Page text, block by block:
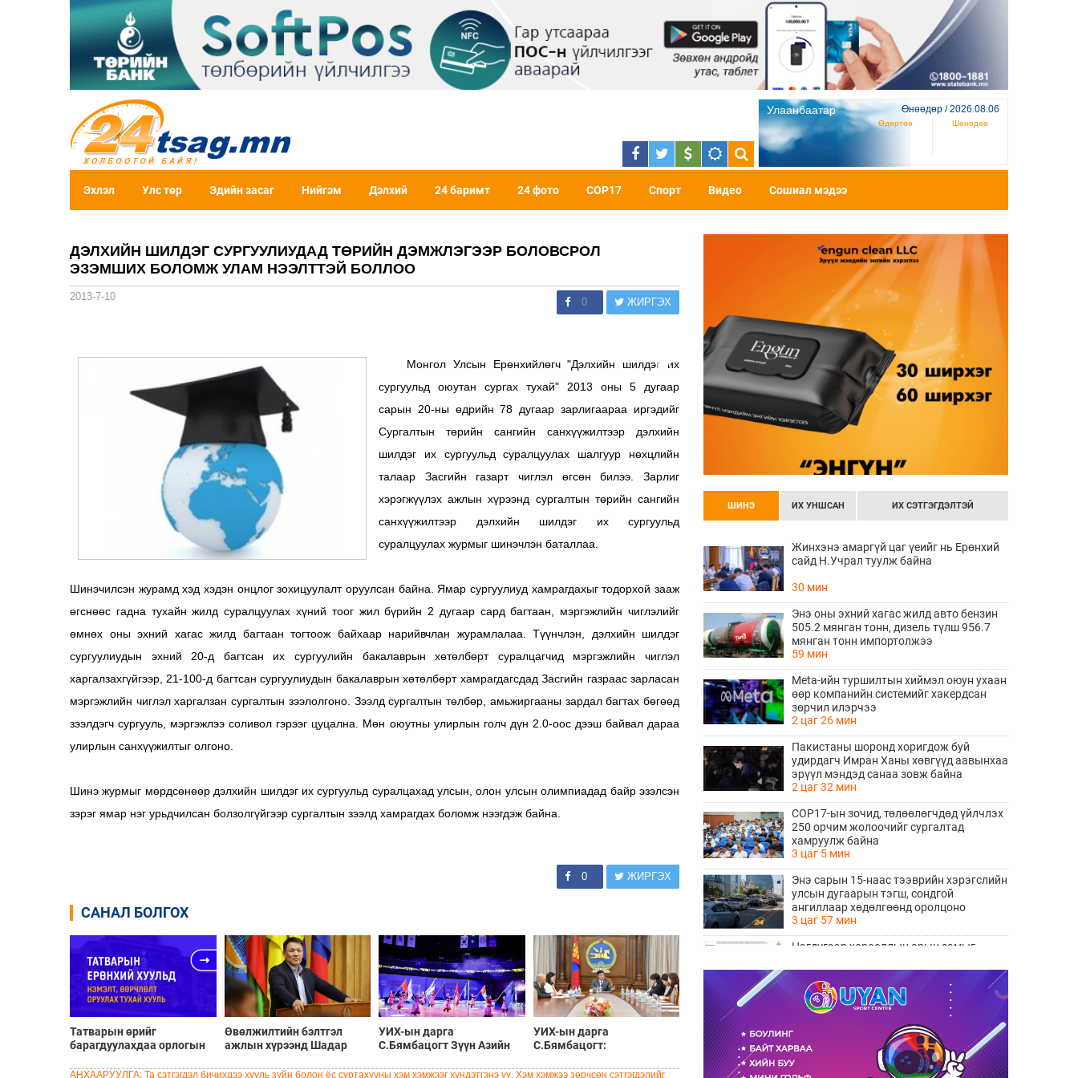
Улаанбаатар Өнөөдөр / 2026.08.06
Өдөртөө Шөнөдөө
Эхлэл Улс төр Эдийн засаг Нийгэм Дэлхий 24 баримт 24 фото COP17 Спорт Видео Сошиал мэдээ
ДЭЛХИЙН ШИЛДЭГ СУРГУУЛИУДАД ТӨРИЙН ДЭМЖЛЭГЭЭР БОЛОВСРОЛ
ЭЗЭМШИХ БОЛОМЖ УЛАМ НЭЭЛТТЭЙ БОЛЛОО
2013-7-10 0 ЖИРГЭХ
Монгол Улсын Ерөнхийлөгч "Дэлхийн шилдэг их
сургуульд оюутан сургах тухай" 2013 оны 5 дугаар
сарын 20-ны өдрийн 78 дугаар зарлигаараа иргэдийг
Сургалтын төрийн сангийн санхүүжилтээр дэлхийн
шилдэг их сургуульд суралцуулах шалгуур нөхцлийн
талаар Засгийн газарт чиглэл өгсөн билээ. Зарлиг
хэрэгжүүлэх ажлын хүрээнд сургалтын төрийн сангийн
санхүүжилтээр дэлхийн шилдэг их сургуульд
суралцуулах журмыг шинэчлэн баталлаа.
Шинэчилсэн журамд хэд хэдэн онцлог зохицуулалт оруулсан байна. Ямар сургуулиуд хамрагдахыг тодорхой зааж
өгснөөс гадна тухайн жилд суралцуулах хүний тоог жил бүрийн 2 дугаар сард багтаан, мэргэжлийн чиглэлийг
өмнөх оны эхний хагас жилд багтаан тогтоож байхаар нарийвчлан журамлалаа. Түүнчлэн, дэлхийн шилдэг
сургуулиудын эхний 20-д багтсан их сургуулийн бакалаврын хөтөлбөрт суралцагчид мэргэжлийн чиглэл
харгалзахгүйгээр, 21-100-д багтсан сургуулиудын бакалаврын хөтөлбөрт хамрагдагсдад Засгийн газраас зарласан
мэргэжлийн чиглэл харгалзан сургалтын зээлолгоно. Зээлд сургалтын төлбөр, амьжиргааны зардал багтах бөгөөд
зээлдэгч сургууль, мэргэжлээ соливол гэрээг цуцална. Мөн оюутны улирлын голч дүн 2.0-оос дээш байвал дараа
улирлын санхүүжилтыг олгоно.
Шинэ журмыг мөрдсөнөөр дэлхийн шилдэг их сургуульд суралцахад улсын, олон улсын олимпиадад байр эзэлсэн
зэрэг ямар нэг урьдчилсан болзолгүйгээр сургалтын зээлд хамрагдах боломж нээгдэж байна.
0 ЖИРГЭХ
САНАЛ БОЛГОХ
Татварын өрийг
барагдуулахдаа орлогын
үлдээхээр хуульчилж,
Өвөлжилтийн бэлтгэл
ажлын хүрээнд Шадар
Дорноговь аймагт
УИХ-ын дарга
С.Бямбацогт Зүүн Азийн
волейболын аварга
УИХ-ын дарга
С.Бямбацогт:
хэрэгжилт, амлалтаас илүү
АНХААРУУЛГА: Та сэтгэгдэл бичихдээ хууль зүйн болон ёс суртахууны хэм хэмжээг хүндэтгэнэ үү. Хэм хэмжээ зөрчсөн сэтгэгдэлийг
ШИНЭ ИХ УНШСАН ИХ СЭТГЭГДЭЛТЭЙ
Жинхэнэ амаргүй цаг үеийг нь Ерөнхий
сайд Н.Учрал туулж байна
30 мин
Энэ оны эхний хагас жилд авто бензин
505.2 мянган тонн, дизель түлш 956.7
мянган тонн импортолжээ
59 мин
Meta-ийн туршилтын хиймэл оюун ухаан
өөр компанийн системийг хакердсан
зөрчил илэрчээ
2 цаг 26 мин
Пакистаны шоронд хоригдож буй
удирдагч Имран Ханы хөвгүүд аавынхаа
эрүүл мэндэд санаа зовж байна
2 цаг 32 мин
COP17-ын зочид, төлөөлөгчдөд үйлчлэх
250 орчим жолоочийг сургалтад
хамруулж байна
3 цаг 5 мин
Энэ сарын 15-наас тээврийн хэрэгслийн
улсын дугаарын тэгш, сондгой
ангиллаар хөдөлгөөнд оролцоно
3 цаг 57 мин
Нэгдүгээр хорооллын арын замыг
хааж, борооны ус зайлуулах шугамын
хөндлөн сэтэлгээ хийнэ
3 цаг 58 мин
“Туул усан цогцолбор” төслийн
нэгдүгээр шатны ТЭЗҮ-ийг
боловсруулах ажил 90 хувийн
гүйцэтгэлтэй байна
4 цаг 0 мин